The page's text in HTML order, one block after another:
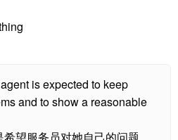
is expected to keep
and to show a reasonable